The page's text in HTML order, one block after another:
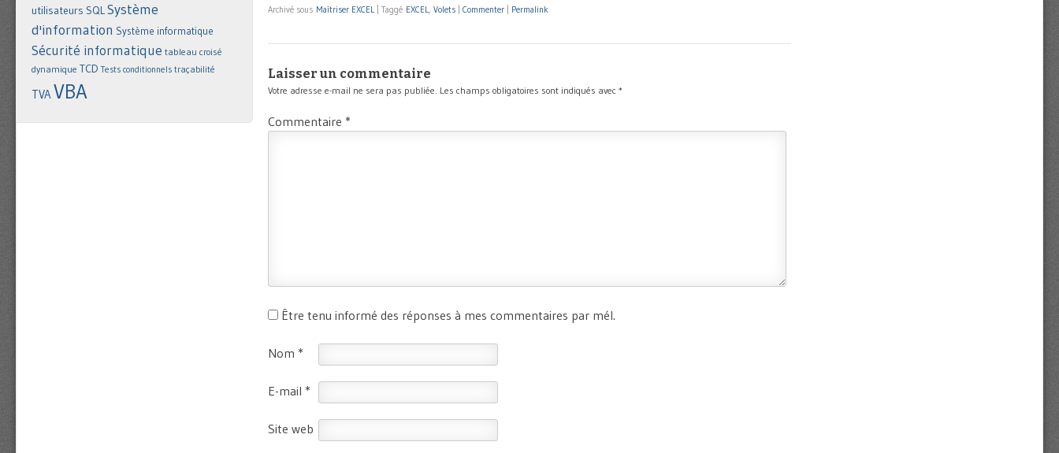
Archivé sous Maîtriser EXCEL Taggé EXCEL, Volets Commenter Permalink
Laisser un commentaire
Votre adresse e-mail ne sera pas publiée. Les champs obligatoires sont indiqués avec *
Commentaire *
Être tenu informé des réponses à mes commentaires par mél.
Nom *
E-mail *
Site web
utilisateurs SQLSystème
d'information Système informatique
Sécurité informatique tableau croisé
dynamique TCD Tests conditionnels traçabilité
TVAVBA